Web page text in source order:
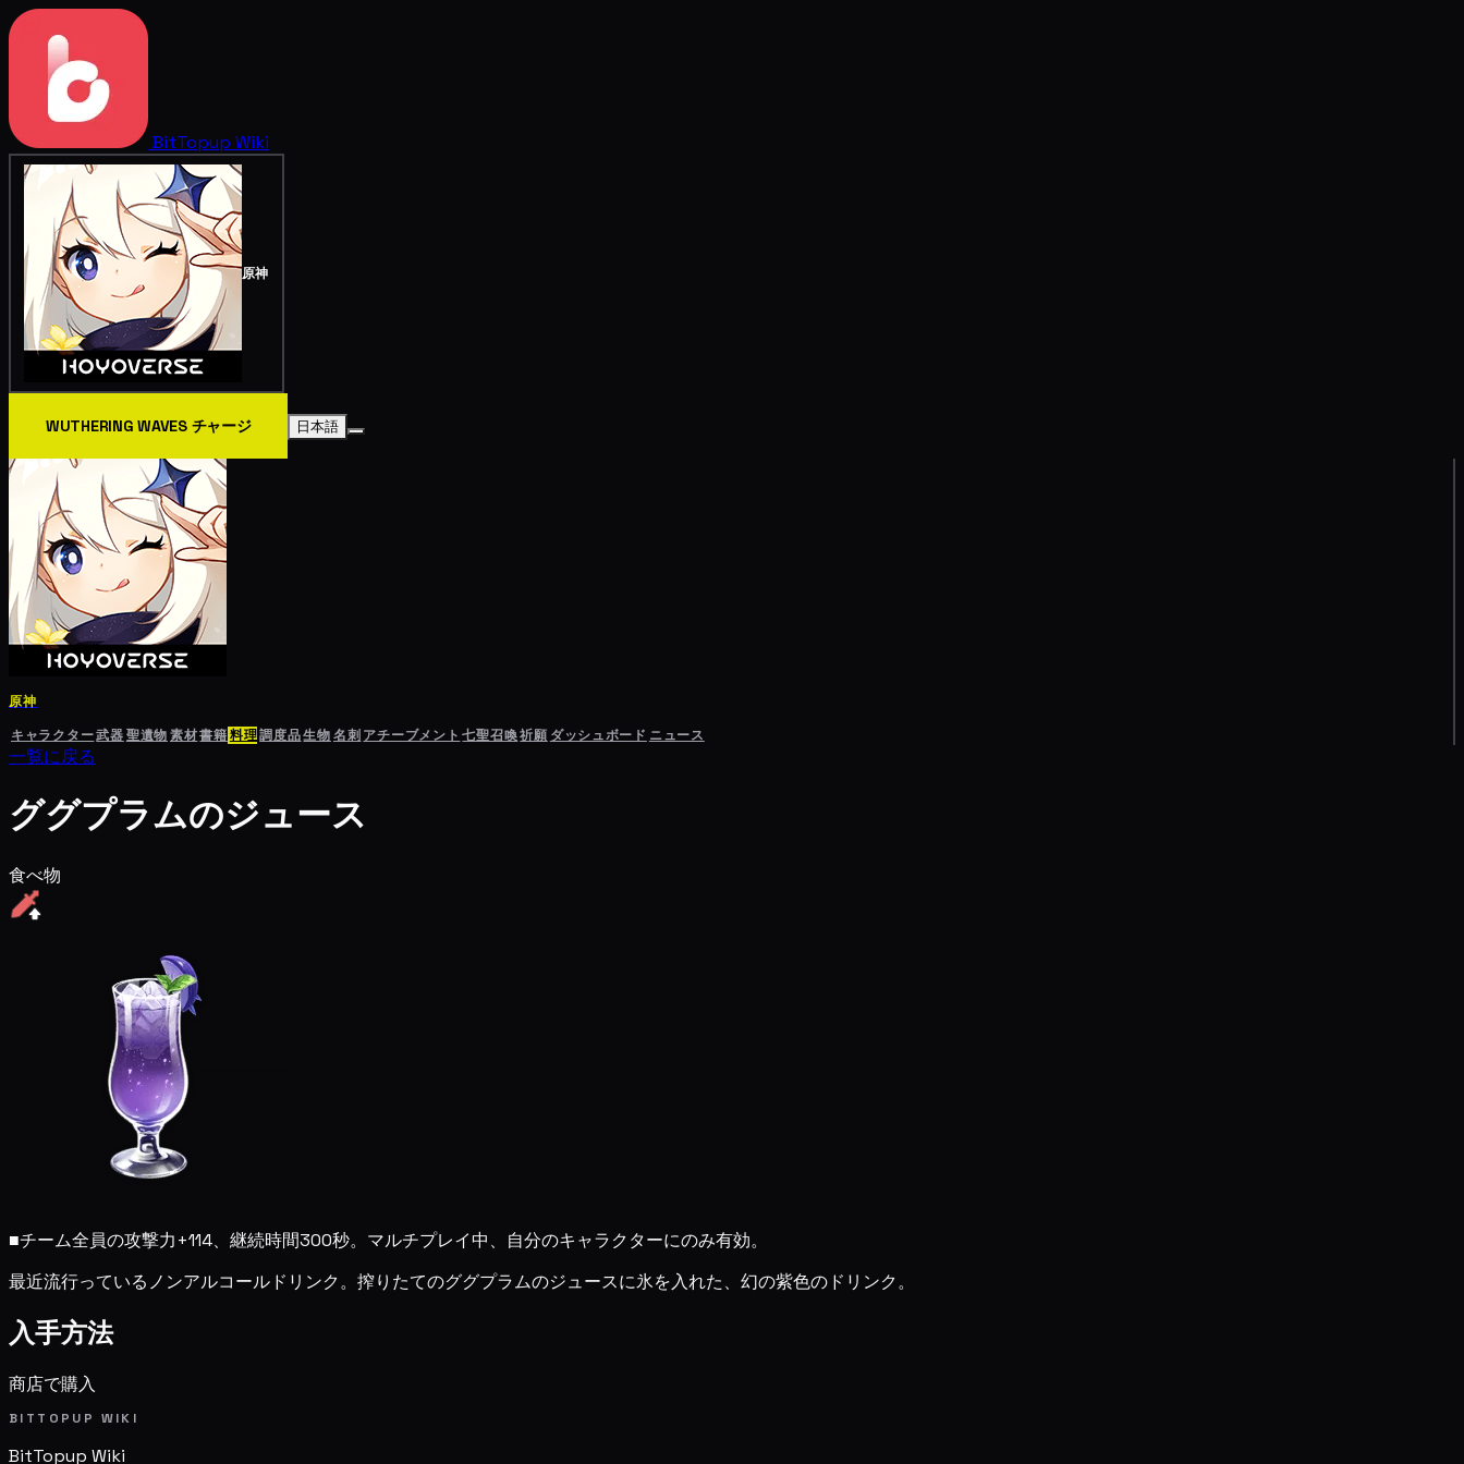
BitTopup Wiki
原神
WUTHERING WAVES チャージ 日本語
原神
キャラクター武器聖遺物素材書籍料理調度品生物名刺 アチーブメント 七聖召喚祈願 ダッシュボード ニュース
一覧に戻る
ググプラムのジュース
食べ物
■チーム全員の攻撃力+114、継続時間300秒。マルチプレイ中、自分のキャラクターにのみ有効。
最近流行っているノンアルコールドリンク。搾りたてのググプラムのジュースに氷を入れた、幻の紫色のドリンク。
入手方法
商店で購入
BITTOPUP WIKI
BitTopup Wiki